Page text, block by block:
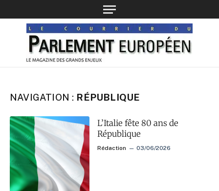
NAVIGATION : RÉPUBLIQUE
L’Italie fête 80 ans de
République
Rédaction 03/06/2026